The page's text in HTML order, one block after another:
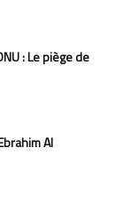
: Le piège de
Al